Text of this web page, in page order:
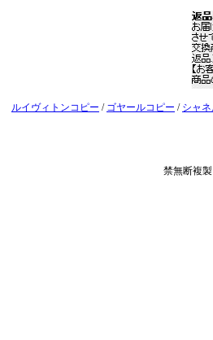
ルイヴィトンコピー / ゴヤールコピー / シャ
禁無断複